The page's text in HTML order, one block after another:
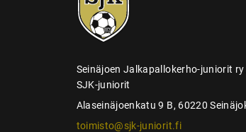
juniorit
Seinäjoen Jalkapallokerho-juniorit
SJK-juniorit
Alaseinäjoenkatu 9 B, 60220
toimisto@sjk-juniorit.fi